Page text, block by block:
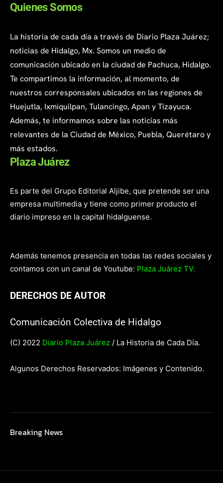
Quienes Somos
La historia de cada día a través de Diario Plaza Juárez;
noticias de Hidalgo, Mx. Somos un medio de
comunicación ubicado en la ciudad de Pachuca, Hidalgo.
Te compartimos la información, al momento, de
nuestros corresponsales ubicados en las regiones de
Huejutla, Ixmiquilpan, Tulancingo, Apan y Tizayuca.
Además, te informamos sobre las noticias más
relevantes de la Ciudad de México, Puebla, Querétaro y
más estados.
Plaza Juárez
Es parte del Grupo Editorial Aljibe, que pretende ser una
empresa multimedia y tiene como primer producto el
diario impreso en la capital hidalguense.
Además tenemos presencia en todas las redes sociales y
contamos con un canal de Youtube: Plaza Juárez TV.
DERECHOS DE AUTOR
Comunicación Colectiva de Hidalgo
(C) 2022 Diario Plaza Juárez / La Historia de Cada Día.
Algunos Derechos Reservados: Imágenes y Contenido.
Breaking News